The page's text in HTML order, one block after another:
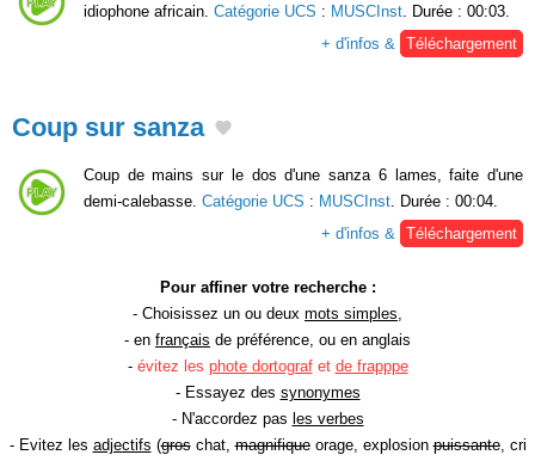
idiophone africain. Catégorie UCS : MUSCInst . Durée : 00:03.
+ d'infos &
Téléchargement
Coup sur sanza
Coup de mains sur le dos d'une sanza 6 lames, faite d'une
demi-calebasse. Catégorie UCS : MUSCInst. Durée : 00:04.
+ d'infos & Téléchargement
Pour affiner votre recherche :
- Choisissez un ou deux mots simples,
- en français de préférence, ou en anglais
- évitez les phote dortografet de frapppe
- Essayez des synonymes
- N'accordez pas les verbes
- Evitez les adjectifs (groschat,magnifiqueorage, explosionpuissante, cri